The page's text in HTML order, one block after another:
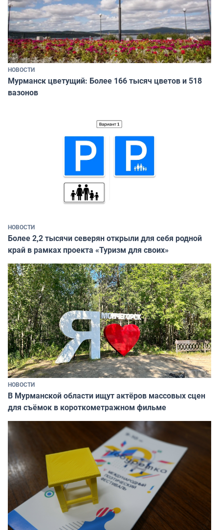
НОВОСТИ
Мурманск цветущий: Более 166 тысяч цветов и 518
вазонов
НОВОСТИ
Более 2,2 тысячи северян открыли для себя родной
край в рамках проекта «Туризм для своих»
НОВОСТИ
В Мурманской области ищут актёров массовых сцен
для съёмок в короткометражном фильме